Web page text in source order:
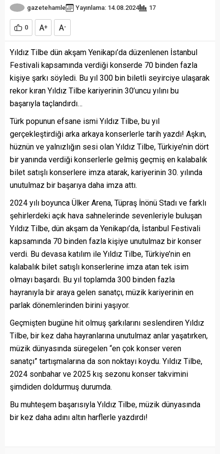
gazetehamle Yayınlama: 14.08.2024 17
0 A+ A-
Yıldız Tilbe dün akşam Yenikapı’da düzenlenen İstanbul
Festivali kapsamında verdiği konserde 70 binden fazla
kişiye şarkı söyledi. Bu yıl 300 bin biletli seyirciye ulaşarak
rekor kıran Yıldız Tilbe kariyerinin 30’uncu yılını bu
başarıyla taçlandırdı…
Türk popunun efsane ismi Yıldız Tilbe, bu yıl
gerçekleştirdiği arka arkaya konserlerle tarih yazdı! Aşkın,
hüznün ve yalnızlığın sesi olan Yıldız Tilbe, Türkiye’nin dört
bir yanında verdiği konserlerle gelmiş geçmiş en kalabalık
bilet satışlı konserlere imza atarak, kariyerinin 30. yılında
unutulmaz bir başarıya daha imza attı.
2024 yılı boyunca Ülker Arena, Tüpraş İnönü Stadı ve farklı
şehirlerdeki açık hava sahnelerinde sevenleriyle buluşan
Yıldız Tilbe, dün akşam da Yenikapı’da, İstanbul Festivali
kapsamında 70 binden fazla kişiye unutulmaz bir konser
verdi. Bu devasa katılım ile Yıldız Tilbe, Türkiye’nin en
kalabalık bilet satışlı konserlerine imza atan tek isim
olmayı başardı. Bu yıl toplamda 300 binden fazla
hayranıyla bir araya gelen sanatçı, müzik kariyerinin en
parlak dönemlerinden birini yaşıyor.
Geçmişten bugüne hit olmuş şarkılarını seslendiren Yıldız
Tilbe, bir kez daha hayranlarına unutulmaz anlar yaşatırken,
müzik dünyasında süregelen “en çok konser veren
sanatçı” tartışmalarına da son noktayı koydu. Yıldız Tilbe,
2024 sonbahar ve 2025 kış sezonu konser takvimini
şimdiden doldurmuş durumda.
Bu muhteşem başarısıyla Yıldız Tilbe, müzik dünyasında
bir kez daha adını altın harflerle yazdırdı!